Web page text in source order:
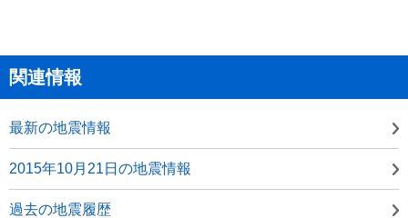
関連情報
最新の地震情報
2015年10月21日の地震情報
過去の地震履歴